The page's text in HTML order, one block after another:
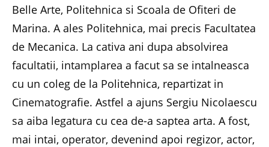
Belle Arte, Politehnica si Scoala de Ofiteri de
Marina. A ales Politehnica, mai precis Facultatea
de Mecanica. La cativa ani dupa absolvirea
facultatii, intamplarea a facut sa se intalneasca
cu un coleg de la Politehnica, repartizat in
Cinematografie. Astfel a ajuns Sergiu Nicolaescu
sa aiba legatura cu cea de-a saptea arta. A fost,
mai intai, operator, devenind apoi regizor, actor,